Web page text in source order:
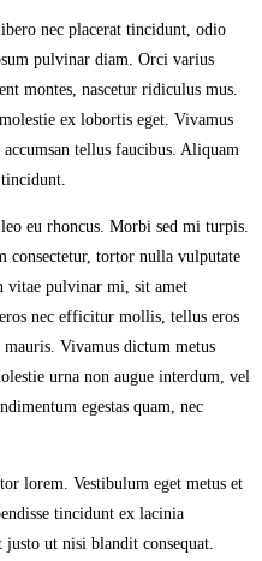
nec placerat tincidunt, odio
pulvinar diam. Orci varius
montes, nascetur ridiculus mus.
ex lobortis eget. Vivamus
tellus faucibus. Aliquam
eu rhoncus. Morbi sed mi turpis.
consectetur, tortor nulla vulputate
vitae pulvinar mi, sit amet
nec efficitur mollis, tellus eros
Vivamus dictum metus
urna non augue interdum, vel
egestas quam, nec
lorem. Vestibulum eget metus et
tincidunt ex lacinia
ut nisi blandit consequat.